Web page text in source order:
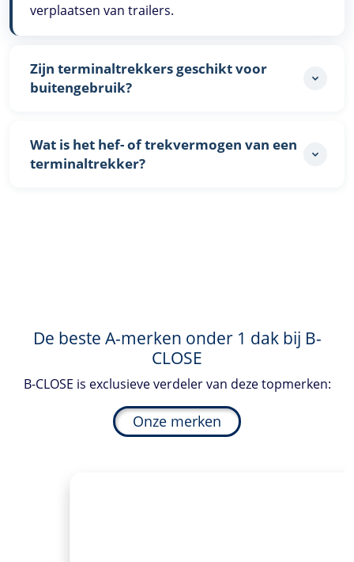
verplaatsen van trailers.
Zijn terminaltrekkers geschikt voor
buitengebruik?
Wat is het hef- of trekvermogen van een
terminaltrekker?
De beste A-merken onder 1 dak bij B-
CLOSE
B-CLOSE is exclusieve verdeler van deze topmerken:
Onze merken